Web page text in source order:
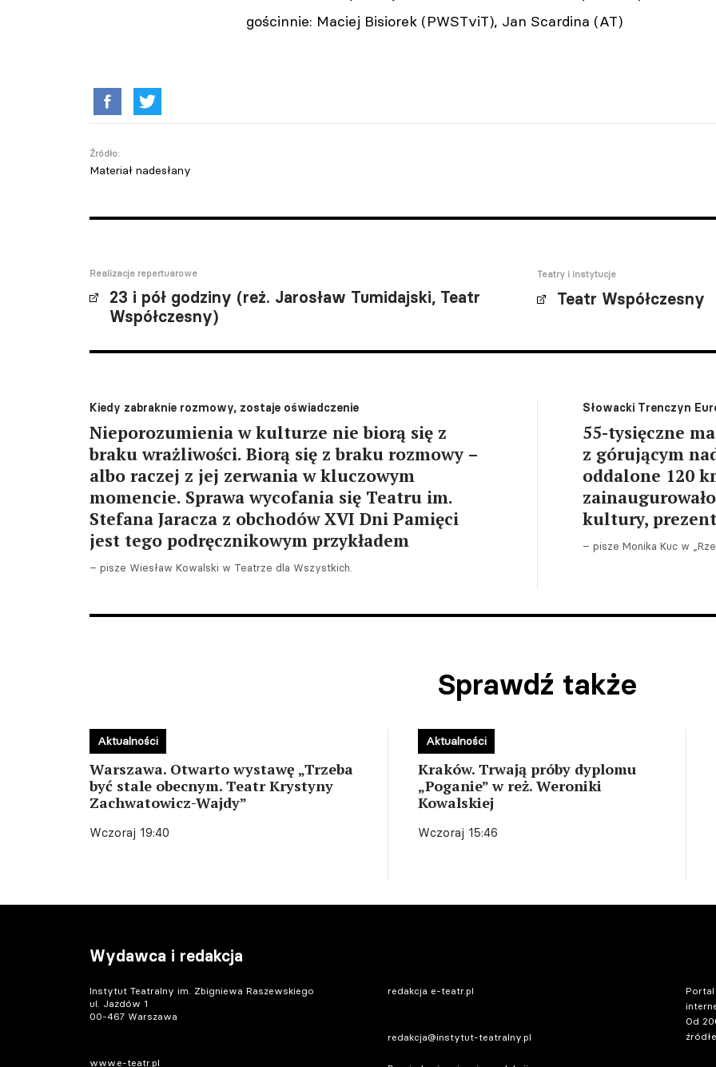
gościnnie: Maciej Bisiorek (PWSTviT), Jan Scardina (AT)
Źródło:
Materiał nadesłany
Realizacje repertuarowe
23 i pół godziny (reż. Jarosław Tumidajski, Teatr
Współczesny)
Teatry i instytucje
Teatr Współczesny
Kiedy zabraknie rozmowy, zostaje oświadczenie
Nieporozumienia w kulturze nie biorą się z
braku wrażliwości. Biorą się z braku rozmowy –
albo raczej z jej zerwania w kluczowym
momencie. Sprawa wycofania się Teatru im.
Stefana Jaracza z obchodów XVI Dni Pamięci
jest tego podręcznikowym przykładem
– pisze Wiesław Kowalski w Teatrze dla Wszystkich.
Słowacki Trenczyn
55-tysięczne
z górującym
oddalone 120
kultury,
– pisze Monika Kuc w
Sprawdź także
Warszawa. Otwarto wystawę „Trzeba
być stale obecnym. Teatr Krystyny
Zachwatowicz-Wajdy”
Wczoraj 19:40
Aktualności
Kraków. Trwają próby dyplomu
„Poganie” w reż. Weroniki
Kowalskiej
Wczoraj 15:46
Aktualności
Wydawca i redakcja
Instytut Teatralny im. Zbigniewa Raszewskiego
ul. Jazdów 1
00-467 Warszawa
www.e-teatr.pl
redakcja e-teatr.pl
redakcja@instytut-teatralny.pl
Od